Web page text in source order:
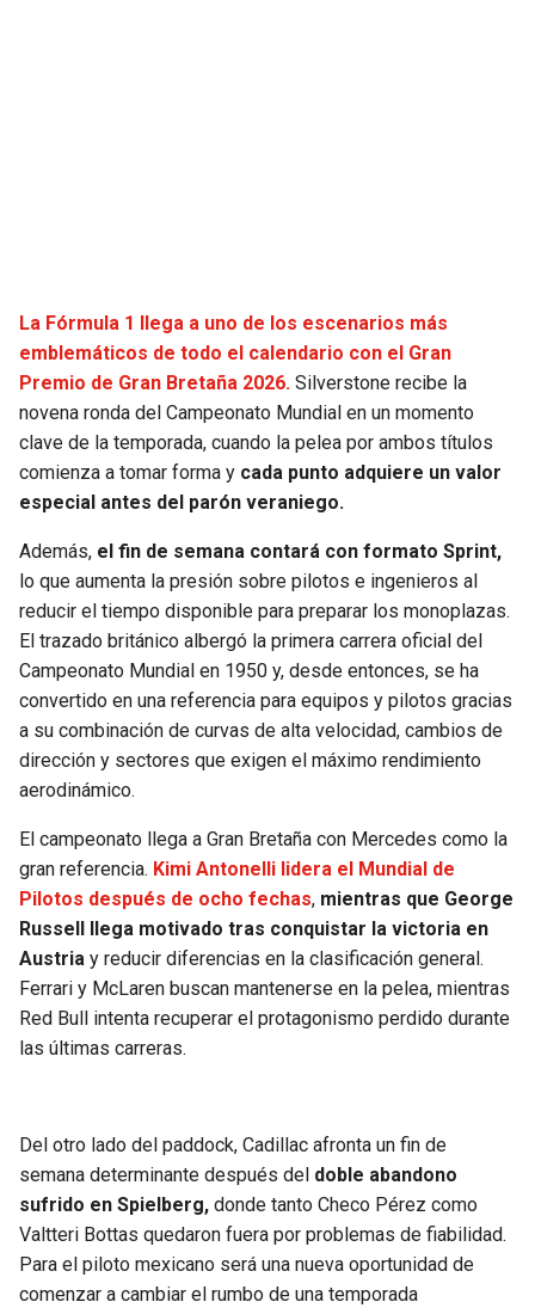
VIKINGS
FALCONS
PANTHERS
BUCCANEERS
THUNDER
TRAIL BLAZERS
JAZZ
La Fórmula 1 llega a uno de los escenarios más
emblemáticos de todo el calendario con el Gran
Premio de Gran Bretaña 2026. Silverstone recibe la
novena ronda del Campeonato Mundial en un momento
clave de la temporada, cuando la pelea por ambos títulos
comienza a tomar forma y cada punto adquiere un valor
especial antes del parón veraniego.
Además, el fin de semana contará con formato Sprint,
lo que aumenta la presión sobre pilotos e ingenieros al
reducir el tiempo disponible para preparar los monoplazas.
El trazado británico albergó la primera carrera oficial del
Campeonato Mundial en 1950 y, desde entonces, se ha
convertido en una referencia para equipos y pilotos gracias
a su combinación de curvas de alta velocidad, cambios de
dirección y sectores que exigen el máximo rendimiento
aerodinámico.
El campeonato llega a Gran Bretaña con Mercedes como la
gran referencia. Kimi Antonelli lidera el Mundial de
Pilotos después de ocho fechas, mientras que George
Russell llega motivado tras conquistar la victoria en
Austria y reducir diferencias en la clasificación general.
Ferrari y McLaren buscan mantenerse en la pelea, mientras
Red Bull intenta recuperar el protagonismo perdido durante
las últimas carreras.
Del otro lado del paddock, Cadillac afronta un fin de
semana determinante después del doble abandono
sufrido en Spielberg, donde tanto Checo Pérez como
Valtteri Bottas quedaron fuera por problemas de fiabilidad.
Para el piloto mexicano será una nueva oportunidad de
comenzar a cambiar el rumbo de una temporada